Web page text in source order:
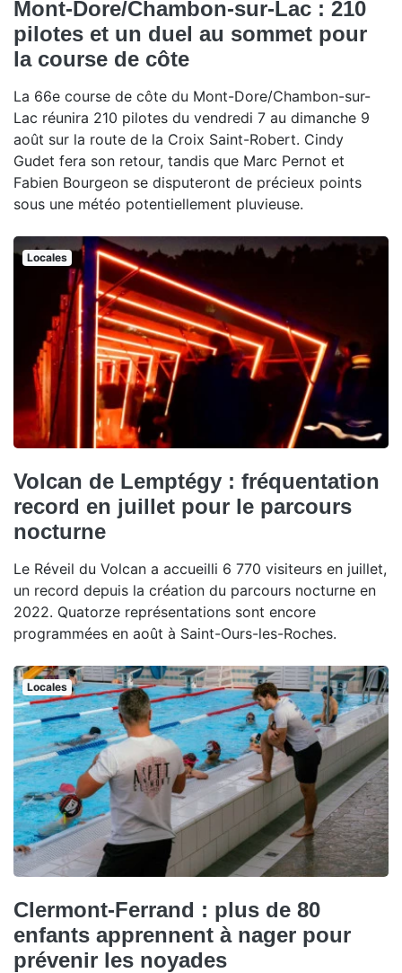
Mont-Dore/Chambon-sur-Lac : 210
pilotes et un duel au sommet pour
la course de côte
La 66e course de côte du Mont-Dore/Chambon-sur-
Lac réunira 210 pilotes du vendredi 7 au dimanche 9
août sur la route de la Croix Saint-Robert. Cindy
Gudet fera son retour, tandis que Marc Pernot et
Fabien Bourgeon se disputeront de précieux points
sous une météo potentiellement pluvieuse.
Locales
Volcan de Lemptégy : fréquentation
record en juillet pour le parcours
nocturne
Le Réveil du Volcan a accueilli 6 770 visiteurs en juillet,
un record depuis la création du parcours nocturne en
2022. Quatorze représentations sont encore
programmées en août à Saint-Ours-les-Roches.
Locales
Clermont-Ferrand : plus de 80
enfants apprennent à nager pour
prévenir les noyades